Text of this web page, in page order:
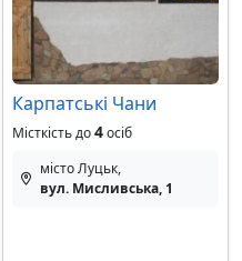
Карпатські Чани
Місткість до4осіб
місто Луцьк,
вул. Мисливська, 1